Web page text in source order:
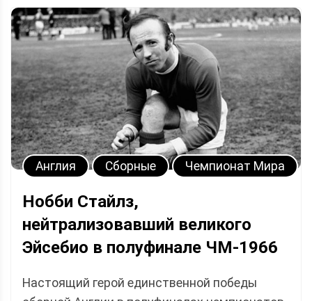
Англия Сборные Чемпионат Мира
Нобби Стайлз,
нейтрализовавший великого
Эйсебио в полуфинале ЧМ-1966
Настоящий герой единственной победы